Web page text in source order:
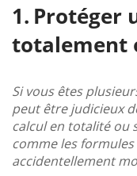
Protéger
totalement
Si vous êtes
peut être judicieux
calcul en totalité ou
comme les formules
accidentellement